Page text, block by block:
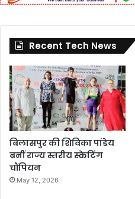
Recent Tech News
बिलासपुर की शिविका पांडेय
बनीं राज्य स्तरीय स्केटिंग
चौंपियन
May 12, 2026